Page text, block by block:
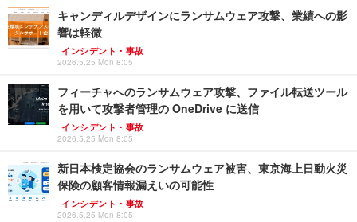
キャンディルデザインにランサムウェア攻撃、業績への影
響は軽微
インシデント・事故
2026.5.25 Mon 8:05
フィーチャへのランサムウェア攻撃、ファイル転送ツール
を用いて攻撃者管理の OneDrive に送信
インシデント・事故
2026.5.25 Mon 8:05
新日本検定協会のランサムウェア被害、東京海上日動火災
保険の顧客情報漏えいの可能性
インシデント・事故
2026.5.25 Mon 8:05